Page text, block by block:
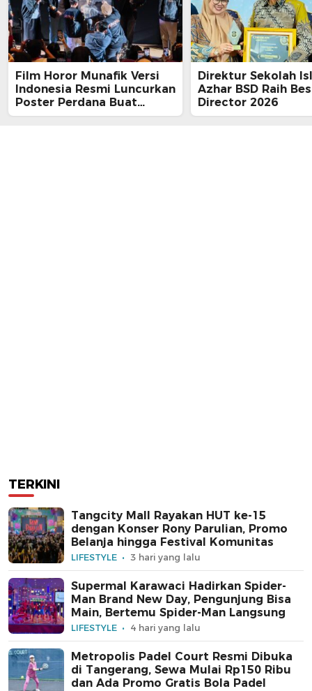
Film Horor Munafik Versi
Indonesia Resmi Luncurkan
Poster Perdana Buat
Kesan Spiritual Religi
Direktur Sekolah
Azhar BSD Raih
Director 2026
TERKINI
Tangcity Mall Rayakan HUT ke-15
dengan Konser Rony Parulian, Promo
Belanja hingga Festival Komunitas
LIFESTYLE 3 hari yang lalu
Supermal Karawaci Hadirkan Spider-
Man Brand New Day, Pengunjung Bisa
Main, Bertemu Spider-Man Langsung
LIFESTYLE 4 hari yang lalu
Metropolis Padel Court Resmi Dibuka
di Tangerang, Sewa Mulai Rp150 Ribu
dan Ada Promo Gratis Bola Padel